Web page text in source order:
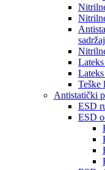
Teške
Antistatički
ESD
ESD